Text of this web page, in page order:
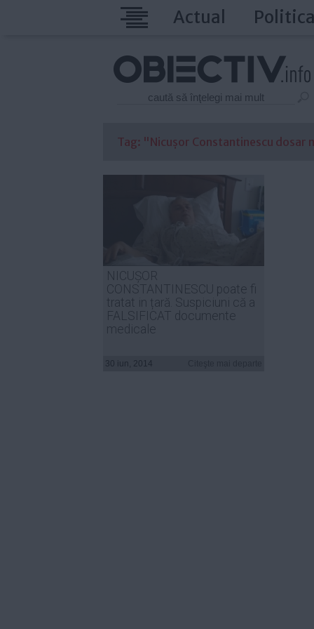
Actual
Tag: "Nicușor Constantinescu dosar
NICUȘOR
CONSTANTINESCU poate fi
tratat in țară. Suspiciuni că a
FALSIFICAT documente
medicale
30 iun, 2014